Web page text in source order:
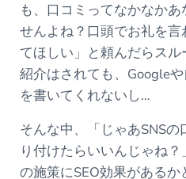
も、口コミってなかなか
せんよね？口頭でお礼を
てほしい」と頼んだらス
紹介はされても、Google
を書いてくれないし…
そんな中、「じゃあSNS
り付けたらいいんじゃね
の施策にSEO効果がある